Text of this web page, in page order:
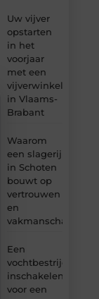
Uw vijver
opstarten
in het
voorjaar
met een
vijverwinkel
in Vlaams-
Brabant
Waarom
een slagerij
in Schoten
bouwt op
vertrouwen
en
vakmanschap
Een
inschakelen
voor een